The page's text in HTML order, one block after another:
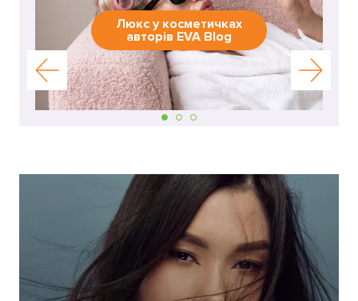
Люкс у косметичках
авторів EVA Blog